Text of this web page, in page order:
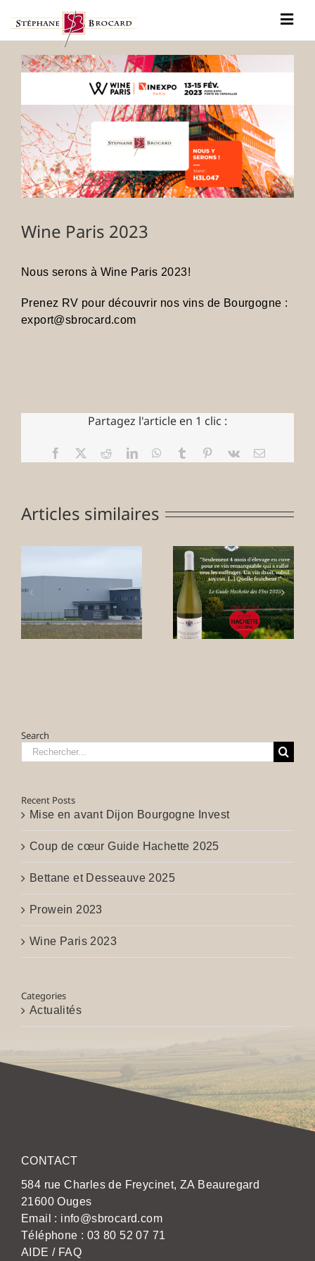
contenu
Notre histoire
Actualités
Contact
Voir
Wine Paris 2023
Nous serons à Wine Paris 2023!
Prenez RV pour découvrir nos vins de Bourgogne :
export@sbrocard.com
Partagez l'article en 1 clic :
Facebook RedditLinkedInWhatsApp
Tumblr Pinterest
Vk Email
Articles similaires
Search
Rechercher:
Recent Posts
Mise en avant Dijon Bourgogne Invest
Coup de cœur Guide Hachette 2025
Bettane et Desseauve 2025
Prowein 2023
Wine Paris 2023
Categories
Actualités
CONTACT
584 rue Charles de Freycinet, ZA Beauregard
21600 Ouges
Email : info@sbrocard.com
Téléphone : 03 80 52 07 71
AIDE / FAQ